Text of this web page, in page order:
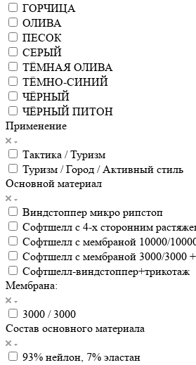
ГОРЧИЦА
ОЛИВА
ПЕСОК
СЕРЫЙ
ТЁМНАЯ ОЛИВА
ТЁМНО-СИНИЙ
ЧЁРНЫЙ
ЧЁРНЫЙ ПИТОН
Применение
Тактика / Туризм
Туризм / Город / Активный стиль
Основной материал
Виндстоппер микро рипстоп
Софтшелл с 4-х сторонним
Софтшелл с мембраной 10000/
Софтшелл с мембраной 3000/3000
Софтшелл-виндстоппер+трикотаж
Мембрана:
3000 / 3000
Состав основного материала
93% нейлон, 7% эластан